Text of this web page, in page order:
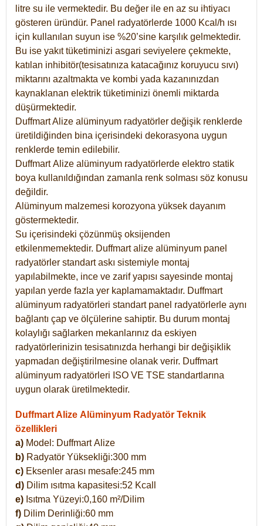
litre su ile vermektedir. Bu değer ile en az su ihtiyacı
gösteren üründür. Panel radyatörlerde 1000 Kcal/h ısı
için kullanılan suyun ise %20’sine karşılık gelmektedir.
Bu ise yakıt tüketiminizi asgari seviyelere çekmekte,
katılan inhibitör(tesisatınıza katacağınız koruyucu sıvı)
miktarını azaltmakta ve kombi yada kazanınızdan
kaynaklanan elektrik tüketiminizi önemli miktarda
düşürmektedir.
Duffmart Alize alüminyum radyatörler değişik renklerde
üretildiğinden bina içerisindeki dekorasyona uygun
renklerde temin edilebilir.
DuffmartAlize alüminyum radyatörlerde elektro statik
boya kullanıldığından zamanla renk solması söz konusu
değildir.
Alüminyum malzemesi korozyona yüksek dayanım
göstermektedir.
Su içerisindeki çözünmüş oksijenden
etkilenmemektedir. Duffmart alize alüminyum panel
radyatörler standart askı sistemiyle montaj
yapılabilmekte, ince ve zarif yapısı sayesinde montaj
yapılan yerde fazla yer kaplamamaktadır. Duffmart
alüminyum radyatörleri standart panel radyatörlerle aynı
bağlantı çap ve ölçülerine sahiptir. Bu durum montaj
kolaylığı sağlarken mekanlarınız da eskiyen
radyatörlerinizin tesisatınızda herhangi bir değişiklik
yapmadan değiştirilmesine olanak verir. Duffmart
alüminyum radyatörleri ISO VE TSE standartlarına
uygun olarak üretilmektedir.
Duffmart Alize Alüminyum Radyatör Teknik
özellikleri
a) Model: DuffmartAlize
b) Radyatör Yüksekliği:300 mm
c) Eksenler arası mesafe:245 mm
d) Dilim ısıtma kapasitesi:52 Kcall
e) Isıtma Yüzeyi:0,160 m²/Dilim
f) Dilim Derinliği:60 mm